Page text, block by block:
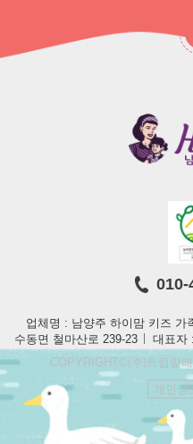
010-
업체명 : 남양주 하이맘 키즈 가
수동면 철마산로 239-23
대표자
COPYRIGHT©(주)트립일
개인정